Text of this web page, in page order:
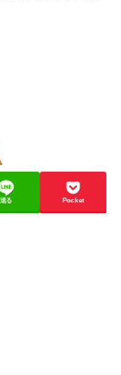
送る Pocket